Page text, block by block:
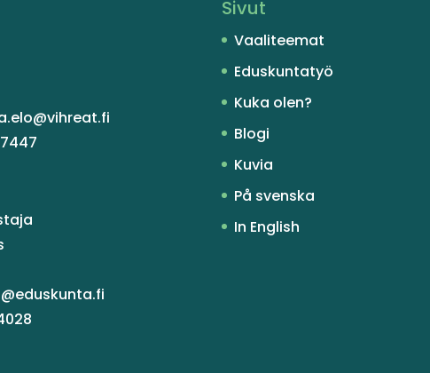
Sivut
Vaaliteemat
Eduskuntatyö
Kuka olen?
Blogi
Kuvia
På svenska
In English